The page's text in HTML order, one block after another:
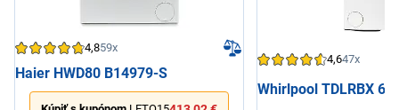
4,859x
Haier HWD80 B14979-S
4,647x
Whirlpool TDLRBX